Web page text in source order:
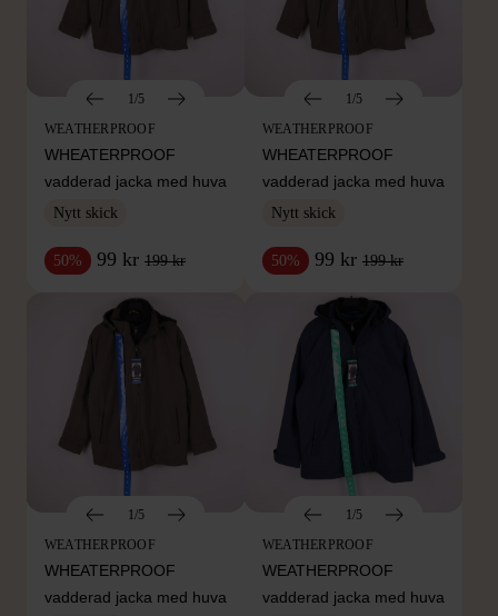
1/5
WEATHERPROOF
WHEATERPROOF
vadderad jacka med huva
Nytt skick
50% 99 kr 199 kr
1/5
WEATHERPROOF
WHEATERPROOF
vadderad jacka med huva
Nytt skick
50% 99 kr 199 kr
1/5
WEATHERPROOF
WHEATERPROOF
vadderad jacka med huva
1/5
WEATHERPROOF
WEATHERPROOF
vadderad jacka med huva